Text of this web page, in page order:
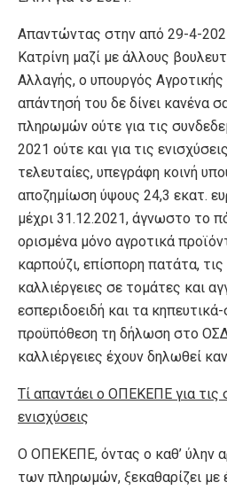
Απαντώντας στην από 29-4-
Κατρίνη μαζί με άλλους
Αλλαγής, ο υπουργός
απάντησή του δε δίνει κανένα
πληρωμών ούτε για τις
2021 ούτε και για τις
τελευταίες, υπεγράφη κοινή
αποζημίωση ύψους 24,3 εκατ.
μέχρι 31.12.2021, άγνωστο το
ορισμένα μόνο αγροτικά
καρπούζι, επίσπορη πατάτα,
καλλιέργειες σε τομάτες και
εσπεριδοειδή και τα
προϋπόθεση τη δήλωση στο
καλλιέργειες έχουν δηλωθεί
Τί απαντάει ο ΟΠΕΚΕΠΕ για τις
ενισχύσεις
Ο ΟΠΕΚΕΠΕ, όντας ο καθ’ ύλην
των πληρωμών, ξεκαθαρίζει με